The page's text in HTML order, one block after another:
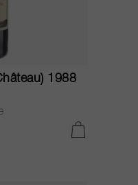
1988